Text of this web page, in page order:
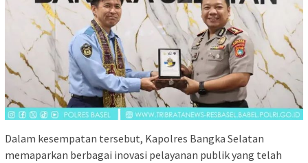
Dalam kesempatan tersebut, Kapolres Bangka Selatan
memaparkan berbagai inovasi pelayanan publik yang telah